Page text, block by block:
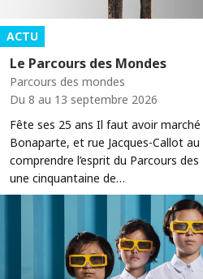
ACTU
Le Parcours des Mondes
Parcours des mondes
Du 8 au 13 septembre 2026
Fête ses 25 ans Il faut avoir marché
Bonaparte, et rue Jacques-Callot
comprendre l’esprit du Parcours
une cinquantaine de…